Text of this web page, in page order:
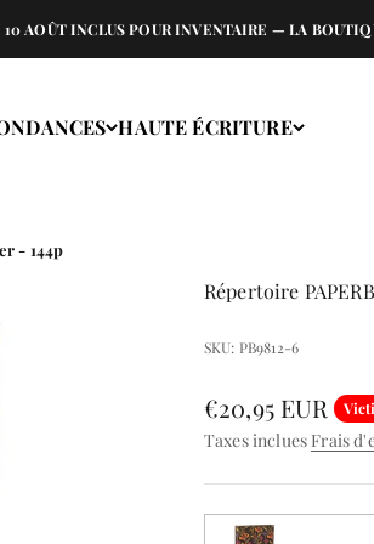
INCLUS POUR INVENTAIRE — LA
HAUTE ÉCRITURE
- 144p
Répertoire
SKU: PB9812-6
Prix de vente
€20,95 EUR
Taxes inclues Frais